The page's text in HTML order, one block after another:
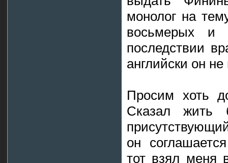
монолог на
восьмерых и
последствии
английски он
Просим хоть
Сказал жить
он
тот взял меня